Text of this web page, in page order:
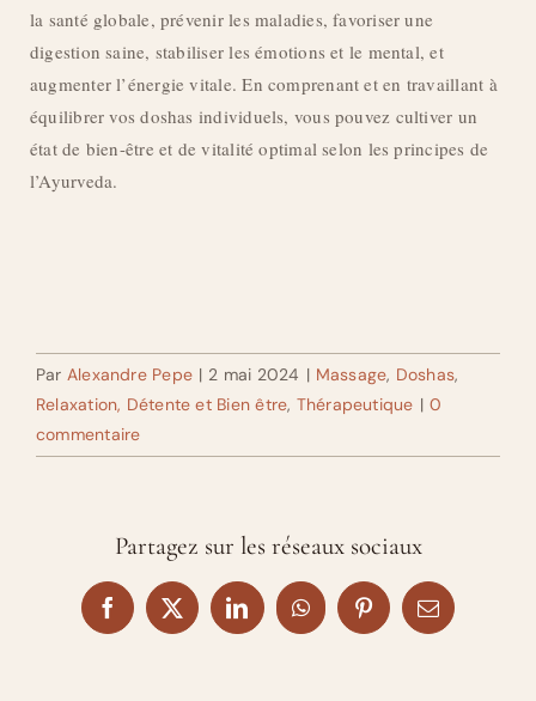
la santé globale, prévenir les maladies, favoriser une
digestion saine, stabiliser les émotions et le mental, et
augmenter l’énergie vitale. En comprenant et en travaillant à
équilibrer vos doshas individuels, vous pouvez cultiver un
état de bien-être et de vitalité optimal selon les principes de
l’Ayurveda.
Par Alexandre Pepe | 2 mai 2024 | Massage, Doshas,
Relaxation, Détente et Bien être, Thérapeutique | 0
commentaire
Partagez sur les réseaux sociaux
Facebook
X LinkedInWhatsAppPinterestEmail